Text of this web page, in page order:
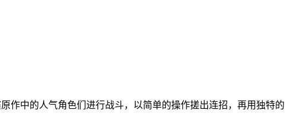
作中的人气角色们进行战斗，以简单的操作搓出连招，再用独特的